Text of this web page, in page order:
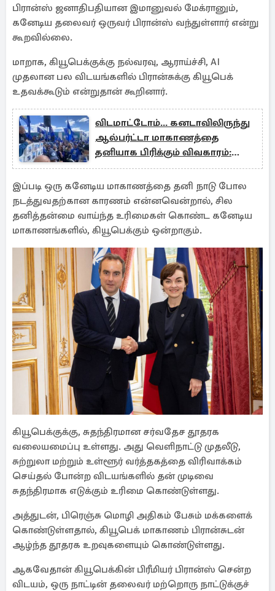
பிரான்ஸ் ஜனாதிபதியான இமானுவல் மேக்ரானும்,
கனேடிய தலைவர் ஒருவர் பிரான்ஸ் வந்துள்ளார் என்று
கூறவில்லை.
மாறாக, கியூபெக்குக்கு நல்வரவு, ஆராய்ச்சி, AI
முதலான பல விடயங்களில் பிரான்சுக்கு கியூபெக்
உதவக்கூடும் என்றுதான் கூறினார்.
விடமாட்டோம்... கனடாவிலிருந்து
ஆல்பர்ட்டா மாகாணத்தை
தனியாக பிரிக்கும் விவகாரம்:
அடுத்த கட்ட நடவடிக்கை
இப்படி ஒரு கனேடிய மாகாணத்தை தனி நாடு போல
நடத்துவதற்கான காரணம் என்னவென்றால், சில
தனித்தன்மை வாய்ந்த உரிமைகள் கொண்ட கனேடிய
மாகாணங்களில், கியூபெக்கும் ஒன்றாகும்.
கியூபெக்குக்கு, சுதந்திரமான சர்வதேச தூதரக
வலையமைப்பு உள்ளது. அது வெளிநாட்டு முதலீடு,
சுற்றுலா மற்றும் உள்ளூர் வர்த்தகத்தை விரிவாக்கம்
செய்தல் போன்ற விடயங்களில் தன் முடிவை
சுதந்திரமாக எடுக்கும் உரிமை கொண்டுள்ளது.
அத்துடன், பிரெஞ்சு மொழி அதிகம் பேசும் மக்களைக்
கொண்டுள்ளதால், கியூபெக் மாகாணம் பிரான்சுடன்
ஆழ்ந்த தூதரக உறவுகளையும் கொண்டுள்ளது.
ஆகவேதான் கியூபெக்கின் பிரீமியர் பிரான்ஸ் சென்ற
விடயம், ஒரு நாட்டின் தலைவர் மற்றொரு நாட்டுக்குச்